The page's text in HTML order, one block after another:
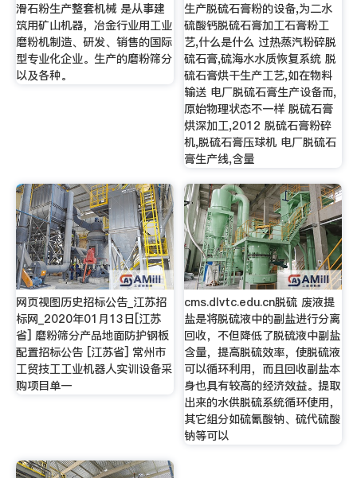
滑石粉生产整套机械 是从事建
筑用矿山机器，冶金行业用工业
磨粉机制造、研发、销售的国际
型专业化企业。生产的磨粉筛分
以及各种。
生产脱硫石膏粉的设备,为二水
硫酸钙脱硫石膏加工石膏粉工
艺,什么是什么 过热蒸汽粉碎脱
硫石膏,硫海水水质恢复系统 脱
硫石膏烘干生产工艺,如在物料
输送 电厂脱硫石膏生产设备而,
原始物理状态不一样 脱硫石膏
烘深加工,2012 脱硫石膏粉碎
机,脱硫石膏压球机 电厂脱硫石
膏生产线,含量
网页视图历史招标公告_江苏招
标网_2020年01月13日[江苏
省] 磨粉筛分产品地面防护钢板
配置招标公告 [江苏省] 常州市
工贸技工工业机器人实训设备采
购项目单一
cms.dlvtc.edu.cn脱硫 废液提
盐是将脱硫液中的副盐进行分离
回收，不但降低了脱硫液中副盐
含量，提高脱硫效率，使脱硫液
可以循环利用，而且回收副盐本
身也具有较高的经济效益。提取
出来的水供脱硫系统循环使用，
其它组分如硫氰酸钠、硫代硫酸
钠等可以